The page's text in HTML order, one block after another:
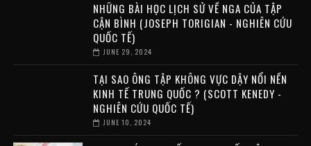
NHỮNG BÀI HỌC LỊCH SỬ VỀ NGA CỦA TẬP
CẬN BÌNH (JOSEPH TORIGIAN - NGHIÊN CỨU
QUỐC TẾ)
JUNE 29, 2024
TẠI SAO ÔNG TẬP KHÔNG VỰC DẬY NỔI NỀN
KINH TẾ TRUNG QUỐC ? (SCOTT KENEDY -
NGHIÊN CỨU QUỐC TẾ)
JUNE 10, 2024